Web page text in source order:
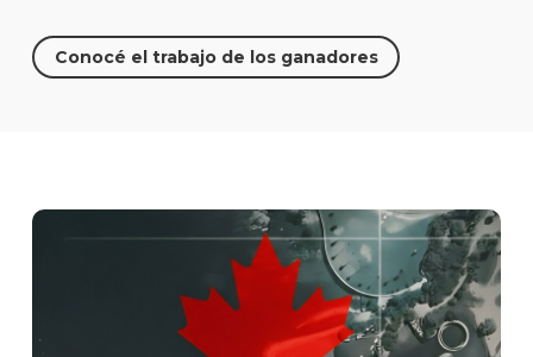
Conocé el trabajo de los ganadores